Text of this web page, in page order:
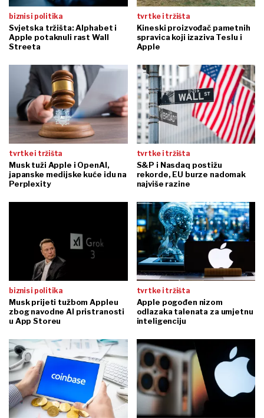
biznis i politika
Svjetska tržišta: Alphabet i
Apple potaknuli rast Wall
Streeta
tvrtke i tržišta
Kineski proizvođač pametnih
spravica koji izaziva Teslu i
Apple
tvrtke i tržišta
Musk tuži Apple i OpenAI,
japanske medijske kuće idu na
Perplexity
tvrtke i tržišta
S&P i Nasdaq postižu
rekorde, EU burze nadomak
najviše razine
biznis i politika
Musk prijeti tužbom Appleu
zbog navodne AI pristranosti
u App Storeu
tvrtke i tržišta
Apple pogođen nizom
odlazaka talenata za umjetnu
inteligenciju